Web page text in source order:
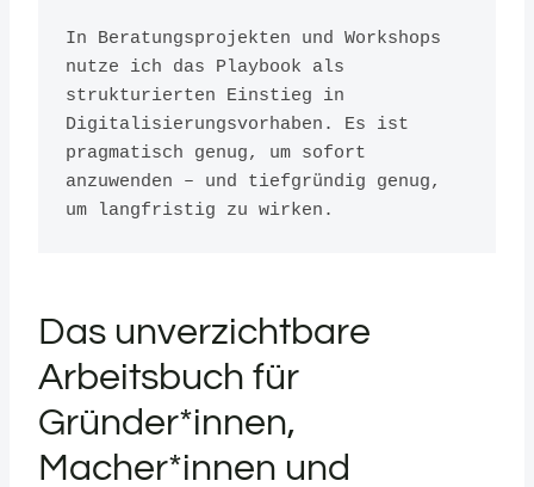
In Beratungsprojekten und Workshops
nutze ich das Playbook als
strukturierten Einstieg in
Digitalisierungsvorhaben. Es ist
pragmatisch genug, um sofort
anzuwenden – und tiefgründig genug,
um langfristig zu wirken.
Das unverzichtbare
Arbeitsbuch für
Gründer*innen,
Macher*innen und